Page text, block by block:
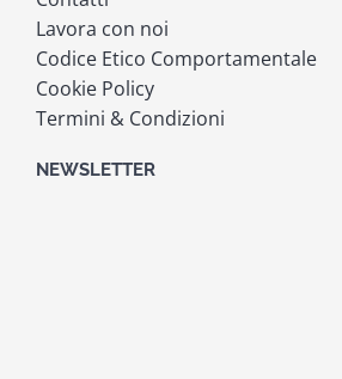
Lavora con noi
Codice Etico Comportamentale
Cookie Policy
Termini & Condizioni
NEWSLETTER